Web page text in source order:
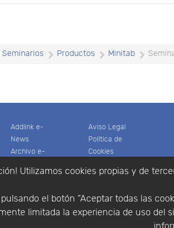
Utilizamos cookies propias y de
el botón “Aceptar todas las
limitada la experiencia de uso del
Seminarios Productos Minitab
Addlink e-
News
Archivo e-
Software
Multifisica.com
Síganos
Aviso Legal
Política de
Cookies
Privacidad
de compra
Identificarse